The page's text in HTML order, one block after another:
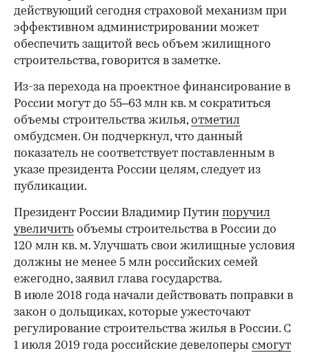
действующий сегодня страховой механизм при
эффективном администрировании может
обеспечить защитой весь объем жилищного
строительства, говорится в заметке.
Из-за перехода на проектное финансирование в
России могут до 55–63 млн кв. м сократиться
объемы строительства жилья,отметил
омбудсмен. Он подчеркнул, что данный
показатель не соответствует поставленным в
указе президента России целям, следует из
публикации.
Президент России Владимир Путин поручил
увеличить объемы строительства в России до
120 млн кв. м. Улучшать свои жилищные условия
должны не менее 5 млн российских семей
ежегодно, заявил глава государства.
В июле 2018 года начали действовать поправки в
закон о дольщиках, которые ужесточают
регулирование строительства жилья в России. С
1 июля 2019 года российские девелоперы смогут